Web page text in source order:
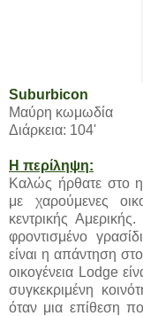
Suburbicon
Μαύρη κωμωδία
Διάρκεια: 104'
Η περίληψη:
Καλώς ήρθατε στο
με χαρούμενες
κεντρικής
φροντισμένο
είναι η απάντηση
οικογένεια Lodge
συγκεκριμένη
όταν μια επίθεση